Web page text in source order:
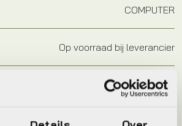
COMPUTER
Op voorraad bij leverancier
Steps E5003
Shimano